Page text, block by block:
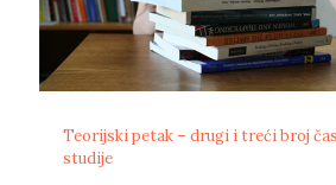
Teorijski petak – drugi i treći broj
studije